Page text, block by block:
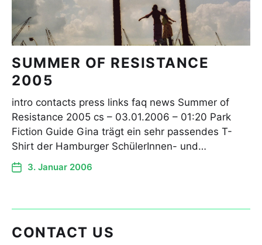
SUMMER OF RESISTANCE
2005
intro contacts press links faq news Summer of
Resistance 2005 cs – 03.01.2006 – 01:20 Park
Fiction Guide Gina trägt ein sehr passendes T-
Shirt der Hamburger SchülerInnen- und…
3. Januar 2006
CONTACT US